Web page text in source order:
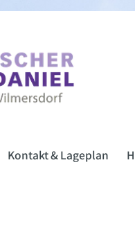
Kontakt & Lageplan